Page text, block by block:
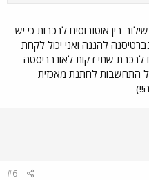
בין אוטובוסים לרכבות כי יש
להגנה ואני יכול לקחת
לרכבת שתי דקות לאונבריסטה
התחשבות לחתנת מאכזית
#6